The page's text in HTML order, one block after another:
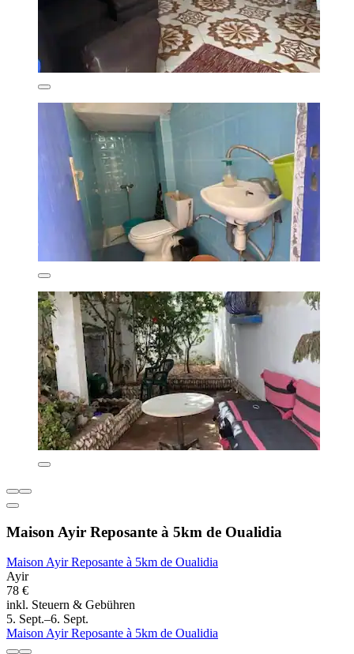
Maison Ayir Reposante à 5km de Oualidia
Maison Ayir Reposante à 5km de Oualidia
Ayir
78 €
inkl. Steuern & Gebühren
5. Sept.–6. Sept.
Maison Ayir Reposante à 5km de Oualidia